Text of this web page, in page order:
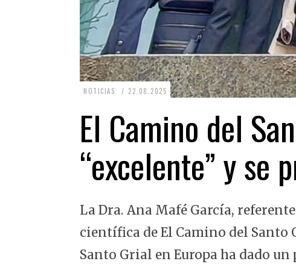
NOTICIAS 22.08.2025 2
.
0
0
2
El Camino del
“excelente” y se
La Dra. Ana Mafé García,
científica de El Camino del
Santo Grial en Europa ha dado